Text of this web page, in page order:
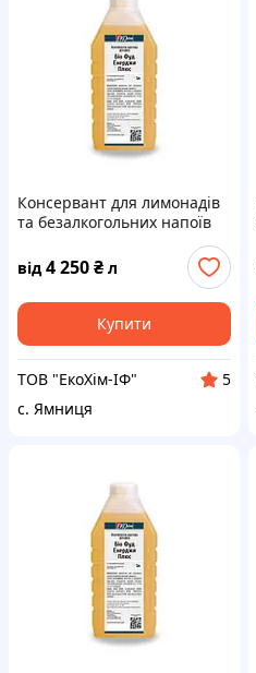
Консервант для лимонадів
та безалкогольних напоїв
Біо Фуд ЕНЕРДЖИ ПЛЮС | 1
літр
від 4 250₴ л
Купити
ТОВ "ЕкоХім-ІФ"
5
с. Ямниця